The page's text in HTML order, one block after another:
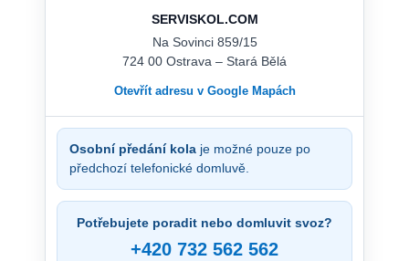
SERVISKOL.COM
Na Sovinci 859/15
724 00 Ostrava – Stará Bělá
Otevřít adresu v Google Mapách
Osobní předání kola je možné pouze po
předchozí telefonické domluvě.
Potřebujete poradit nebo domluvit svoz?
+420 732 562 562